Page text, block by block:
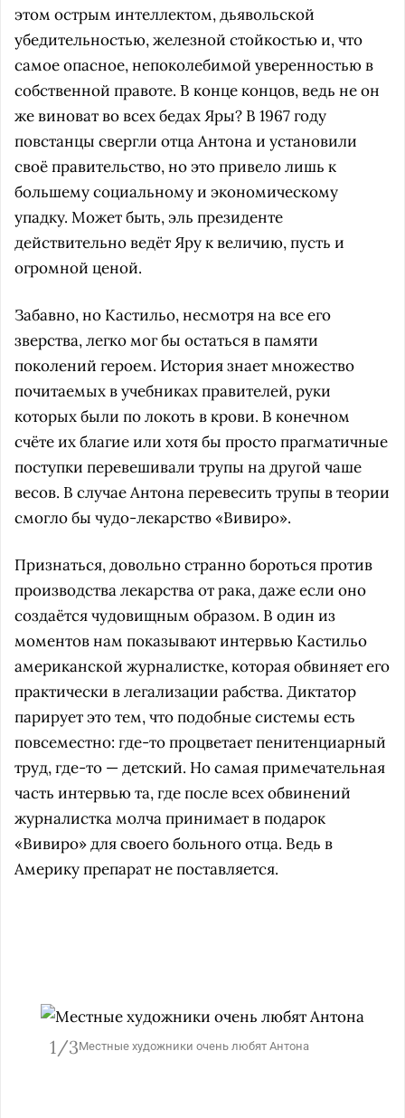
этом острым интеллектом, дьявольской
убедительностью, железной стойкостью и, что
самое опасное, непоколебимой уверенностью в
собственной правоте. В конце концов, ведь не он
же виноват во всех бедах Яры? В 1967 году
повстанцы свергли отца Антона и установили
своё правительство, но это привело лишь к
большему социальному и экономическому
упадку. Может быть, эль президенте
действительно ведёт Яру к величию, пусть и
огромной ценой.
Забавно, но Кастильо, несмотря на все его
зверства, легко мог бы остаться в памяти
поколений героем. История знает множество
почитаемых в учебниках правителей, руки
которых были по локоть в крови. В конечном
счёте их благие или хотя бы просто прагматичные
поступки перевешивали трупы на другой чаше
весов. В случае Антона перевесить трупы в теории
смогло бы чудо-лекарство «Вивиро».
Признаться, довольно странно бороться против
производства лекарства от рака, даже если оно
создаётся чудовищным образом. В один из
моментов нам показывают интервью Кастильо
американской журналистке, которая обвиняет его
практически в легализации рабства. Диктатор
парирует это тем, что подобные системы есть
повсеместно: где-то процветает пенитенциарный
труд, где-то — детский. Но самая примечательная
часть интервью та, где после всех обвинений
журналистка молча принимает в подарок
«Вивиро» для своего больного отца. Ведь в
Америку препарат не поставляется.
1/3Местные художники очень любят Антона